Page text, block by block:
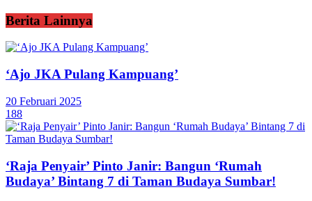
Berita Lainnya
‘Ajo JKA Pulang Kampuang’
20 Februari 2025
188
‘Raja Penyair’ Pinto Janir: Bangun ‘Rumah
Budaya’ Bintang 7 di Taman Budaya Sumbar!